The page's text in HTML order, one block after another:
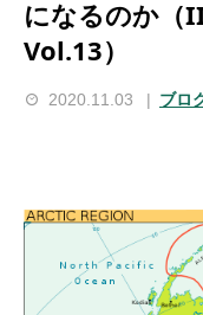
になるのか（
Vol.13）
2020.11.03 ブロ